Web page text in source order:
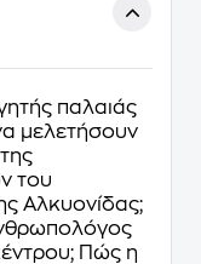
παλαιάς
μελετήσουν
του
Αλκυονίδας;
Πώς η